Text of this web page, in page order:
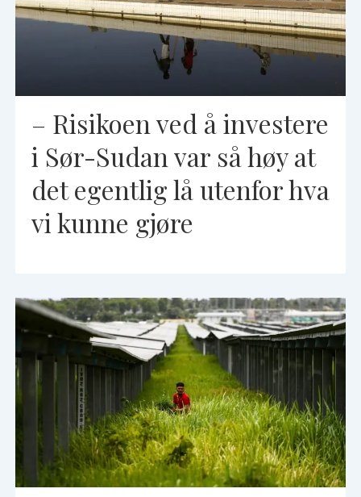
– Risikoen ved å investere
i Sør-Sudan var så høy at
det egentlig lå utenfor hva
vi kunne gjøre